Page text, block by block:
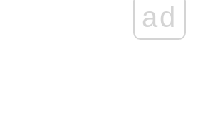
ad